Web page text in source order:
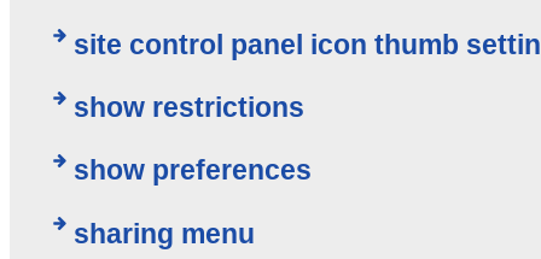
site control panel icon thumb
show restrictions
show preferences
sharing menu